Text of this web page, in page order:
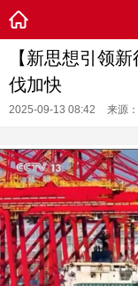
【新思想引领
伐加快
2025-09-13 08:42 来源